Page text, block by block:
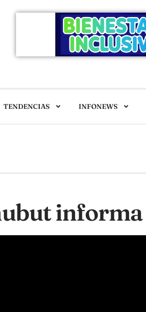
TENDENCIAS INFONEWS
informa